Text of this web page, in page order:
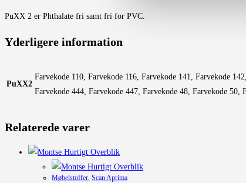
PuXX 2 er Phthalate fri samt fri for PVC.
Yderligere information
PuXX2
Farvekode 110, Farvekode 116, Farvekode 141, Farvekode
Farvekode 444, Farvekode 447, Farvekode 48, Farvekode
Relaterede varer
Hurtigt Overblik
Hurtigt Overblik
Møbelstoffer, Scan Aprima